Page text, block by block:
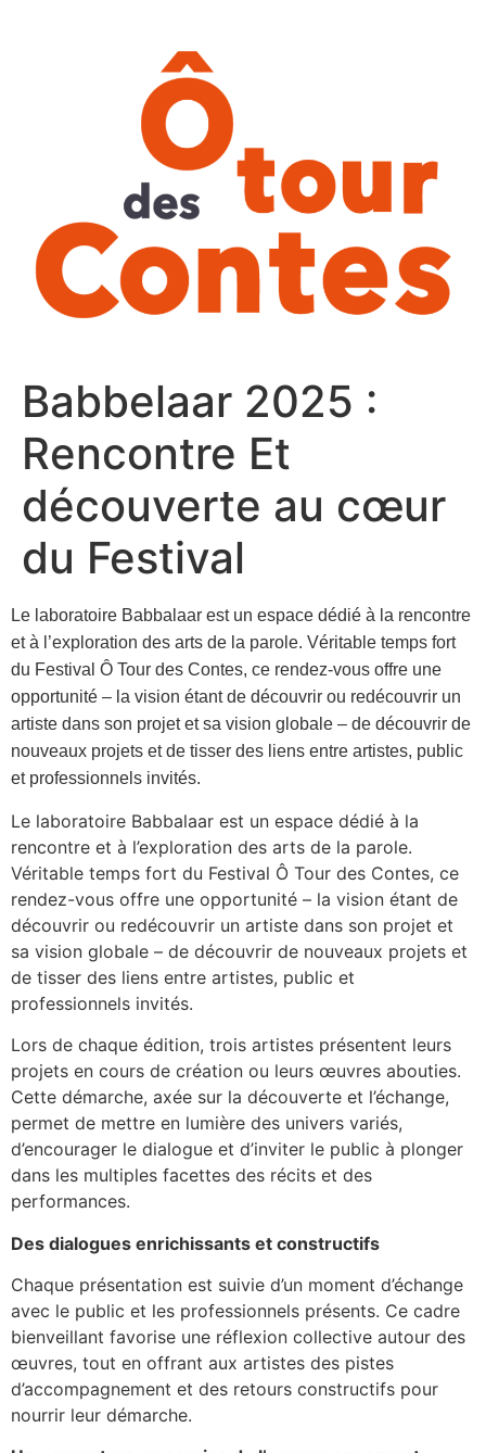
Babbelaar 2025 :
Rencontre Et
découverte au cœur
du Festival
Le laboratoire Babbalaar est un espace dédié à la rencontre
et à l’exploration des arts de la parole. Véritable temps fort
du Festival Ô Tour des Contes, ce rendez-vous offre une
opportunité – la vision étant de découvrir ou redécouvrir un
artiste dans son projet et sa vision globale – de découvrir de
nouveaux projets et de tisser des liens entre artistes, public
et professionnels invités.
Le laboratoire Babbalaar est un espace dédié à la
rencontre et à l’exploration des arts de la parole.
Véritable temps fort du Festival Ô Tour des Contes, ce
rendez-vous offre une opportunité – la vision étant de
découvrir ou redécouvrir un artiste dans son projet et
sa vision globale – de découvrir de nouveaux projets et
de tisser des liens entre artistes, public et
professionnels invités.
Lors de chaque édition, trois artistes présentent leurs
projets en cours de création ou leurs œuvres abouties.
Cette démarche, axée sur la découverte et l’échange,
permet de mettre en lumière des univers variés,
d’encourager le dialogue et d’inviter le public à plonger
dans les multiples facettes des récits et des
performances.
Des dialogues enrichissants et constructifs
Chaque présentation est suivie d’un moment d’échange
avec le public et les professionnels présents. Ce cadre
bienveillant favorise une réflexion collective autour des
œuvres, tout en offrant aux artistes des pistes
d’accompagnement et des retours constructifs pour
nourrir leur démarche.